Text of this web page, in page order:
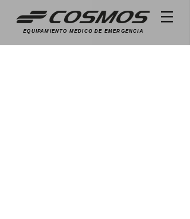
EQUIPAMIENTO MEDICO DE EMERGENCIA